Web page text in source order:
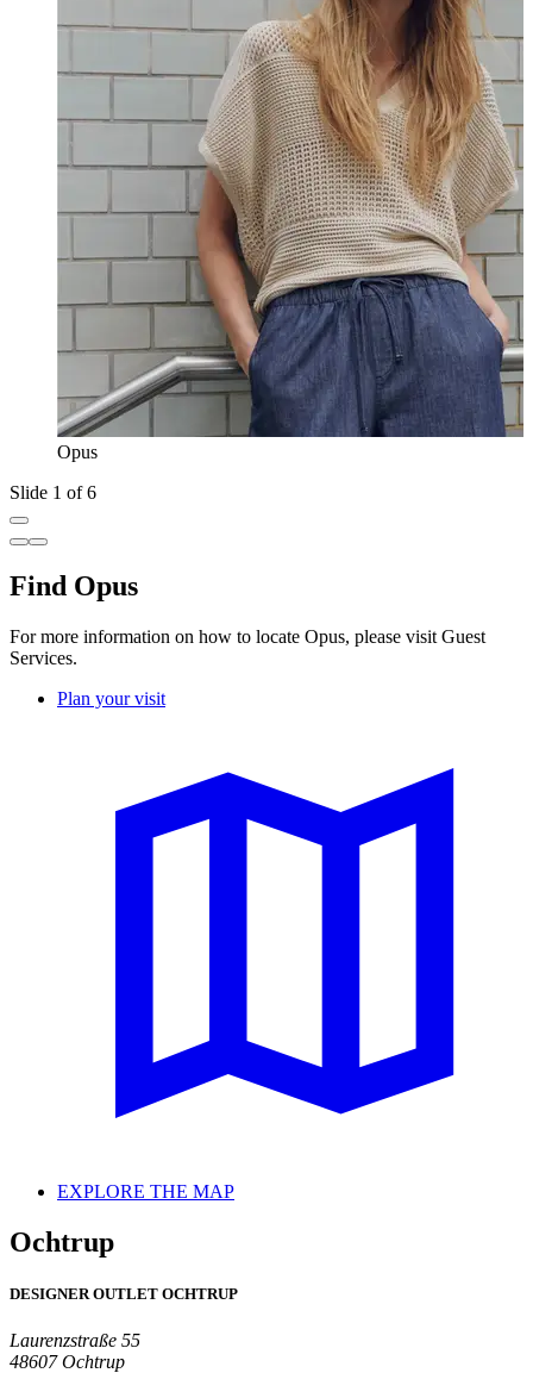
Opus
Slide 1 of 6
Find Opus
For more information on how to locate Opus, please visit Guest
Services.
Plan your visit
EXPLORE THE MAP
Ochtrup
DESIGNER OUTLET OCHTRUP
Laurenzstraße 55
48607 Ochtrup